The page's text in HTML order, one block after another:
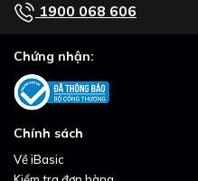
1900 068 606
Chính sách
Về iBasic
Chứng nhận: